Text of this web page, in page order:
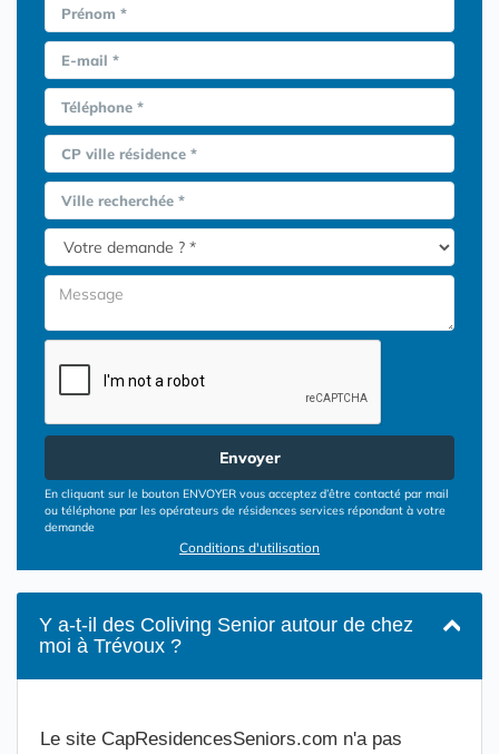
Prénom *
E-mail *
Téléphone *
CP ville résidence *
Ville recherchée *
Envoyer
En cliquant sur le bouton ENVOYER vous acceptez d’être contacté par mail
ou téléphone par les opérateurs de résidences services répondant à votre
demande
Conditions d'utilisation
Y a-t-il des Coliving Senior autour de chez
moi à Trévoux ?
Le site CapResidencesSeniors.com n'a pas